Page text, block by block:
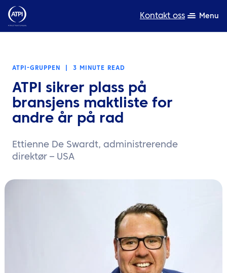
Kontakt oss Menu
Ressurser
Om oss
Bærekraft
Kontakt oss
ATPI-GRUPPEN 3 MINUTE READ
ATPI sikrer plass på
bransjens maktliste for
andre år på rad
Ettienne De Swardt, administrerende
direktør – USA